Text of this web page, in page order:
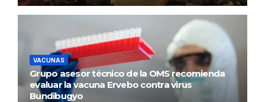
VACUNAS
Grupo asesor técnico de la OMS recomienda
evaluar la vacuna Ervebo contra virus
Bundibugyo